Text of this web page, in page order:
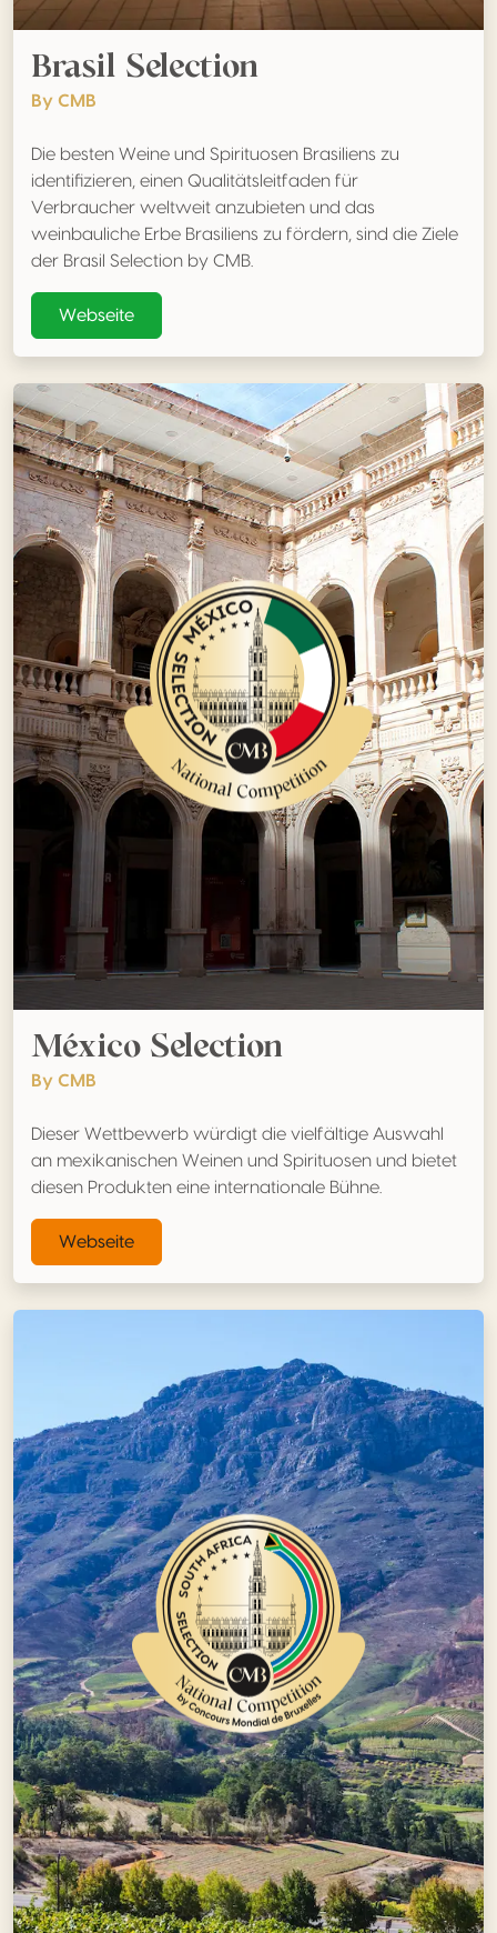
Brasil Selection
By CMB
Die besten Weine und Spirituosen Brasiliens zu
identifizieren, einen Qualitätsleitfaden für
Verbraucher weltweit anzubieten und das
weinbauliche Erbe Brasiliens zu fördern, sind die Ziele
der Brasil Selection by CMB.
Webseite
México Selection
By CMB
Dieser Wettbewerb würdigt die vielfältige Auswahl
an mexikanischen Weinen und Spirituosen und bietet
diesen Produkten eine internationale Bühne.
Webseite